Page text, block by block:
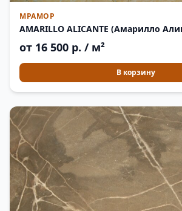
МРАМОР
AMARILLO ALICANTE (Амарилло
от 16 500 р. / м²
В корзину